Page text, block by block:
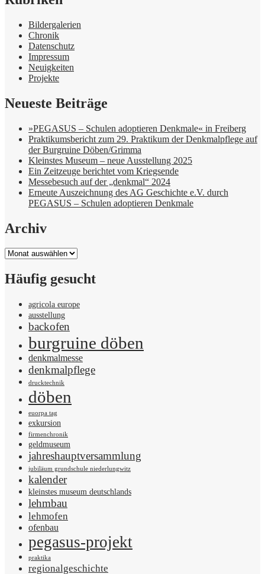
Bildergalerien
Chronik
Datenschutz
Impressum
Neuigkeiten
Projekte
Neueste Beiträge
»PEGASUS – Schulen adoptieren Denkmale« in Freiberg
Praktikumsbericht zum 29. Praktikum der Denkmalpflege auf
der Burgruine Döben/Grimma
Kleinstes Museum – neue Ausstellung 2025
Ein Zeitzeuge berichtet vom Kriegsende
Messebesuch auf der „denkmal“ 2024
Erneute Auszeichnung des AG Geschichte e.V. durch
PEGASUS – Schulen adoptieren Denkmale
Archiv
Archiv
Häufig gesucht
agricola europe
ausstellung
backofen
burgruine döben
denkmalmesse
denkmalpflege
drucktechnik
döben
euorpa tag
exkursion
firmenchronik
geldmuseum
jahreshauptversammlung
jubiläum grundschule niederlungwitz
kalender
kleinstes museum deutschlands
lehmbau
lehmofen
ofenbau
pegasus-projekt
praktika
regionalgeschichte